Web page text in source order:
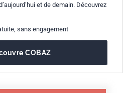
et de demain. Découvrez
sans engagement
COBAZ